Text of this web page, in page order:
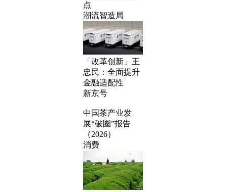
点
潮流智造局
「改革创新」王
忠民：全面提升
金融适配性
新京号
中国茶产业发
展“破圈”报告
（2026）
消费